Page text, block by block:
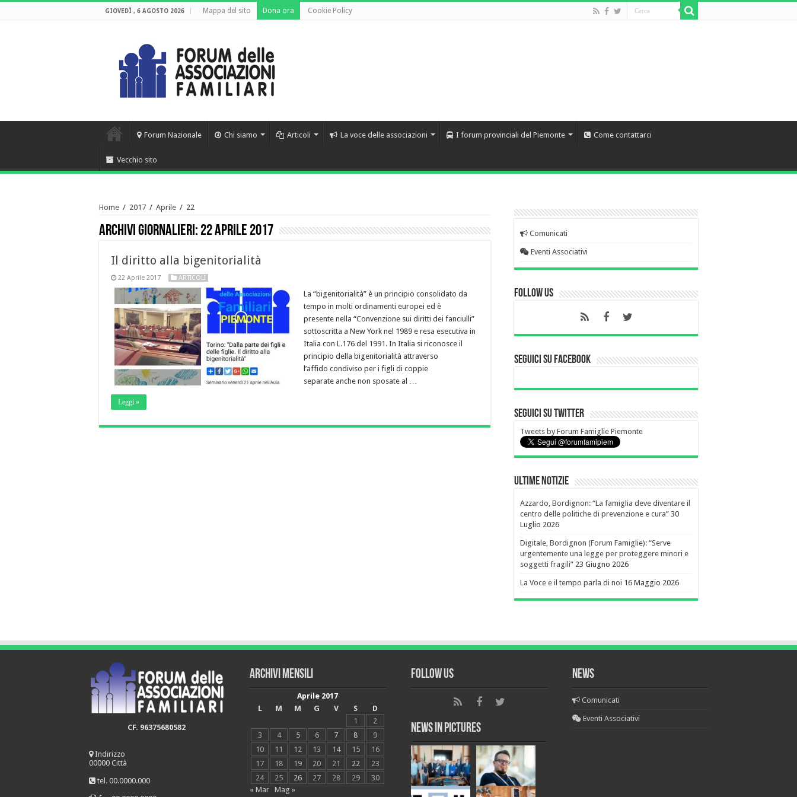
GIOVEDÌ , 6 AGOSTO 2026 Mappa del sito Dona ora Cookie Policy
Forum Nazionale Chi siamo Articoli La voce delle associazioni I forum provinciali del Piemonte Come contattarci
Vecchio sito
Home / 2017 / Aprile / 22
Archivi giornalieri: 22 Aprile 2017
Il diritto alla bigenitorialità
22 Aprile 2017 ARTICOLI
La “bigenitorialità” è un principio consolidato da
tempo in molti ordinamenti europei ed è
presente nella “Convenzione sui diritti dei fanciulli”
sottoscritta a New York nel 1989 e resa esecutiva in
Italia con L.176 del 1991. In Italia si riconosce il
principio della bigenitorialità attraverso
l’affido condiviso per i figli di coppie
separate anche non sposate al …
Leggi »
Comunicati
Eventi Associativi
Follow Us
Seguici su Facebook
Seguici su Twitter
Tweets by Forum Famiglie Piemonte
Ultime notizie
Azzardo, Bordignon: “La famiglia deve diventare il
centro delle politiche di prevenzione e cura” 30
Luglio 2026
Digitale, Bordignon (Forum Famiglie): “Serve
urgentemente una legge per proteggere minori e
soggetti fragili” 23 Giugno 2026
La Voce e il tempo parla di noi 16 Maggio 2026
CF. 96375680582
Indirizzo
00000 Città
tel. 00.0000.000
Archivi mensili
Aprile 2017
L
M M G V S
D
1
2
3
4 5 6 7 8
9
10
11 12 13 14 15
16
17
18 19 20 21 22
23
24
25 26 27 28 29
30
« Mar
Mag »
Follow Us
News in Pictures
NEWS
Comunicati
Eventi Associativi